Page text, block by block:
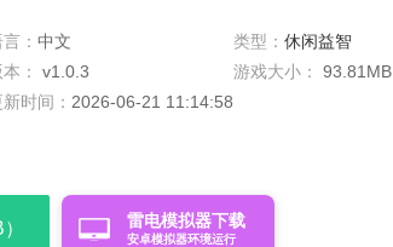
： 中文 类型： 休闲益智
：
v1.0.3 游戏大小：
93.81MB
新时间： 2026-06-21 11:14:58
雷电模拟器下载
安卓模拟器环境运行